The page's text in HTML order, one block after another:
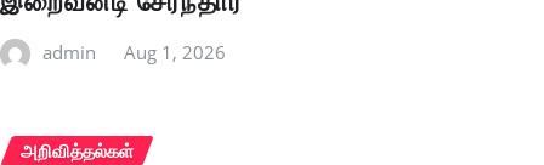
admin Aug 1, 2026
அறிவித்தல்கள்